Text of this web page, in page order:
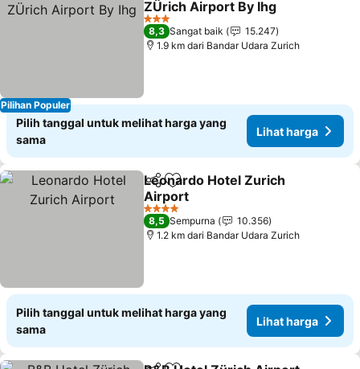
Pilihan Populer
ZÜrich Airport By Ihg
3 Bintang
8,3 Sangat baik
15.247
1.9 km dari Bandar Udara Zurich
Pilih tanggal untuk melihat harga yang
sama
Lihat harga
BagikanTambahkan ke favorit
Leonardo Hotel Zurich
Airport
4 Bintang
8,5 Sempurna
10.356
1.2 km dari Bandar Udara Zurich
Pilih tanggal untuk melihat harga yang
sama
Lihat harga